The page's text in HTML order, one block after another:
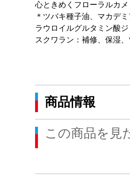
心ときめくフローラルカメ
＊ツバキ種子油、マカデ
ラウロイルグルタミン酸
スクワラン：補修、保湿
商品情報
この商品を見